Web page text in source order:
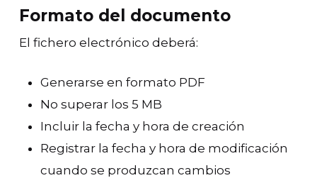
Formato del documento
El fichero electrónico deberá:
Generarse en formato PDF
No superar los 5 MB
Incluir la fecha y hora de creación
Registrar la fecha y hora de modificación
cuando se produzcan cambios